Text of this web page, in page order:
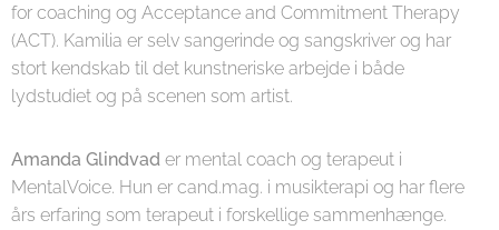
for coaching og Acceptance and Commitment Therapy
(ACT). Kamilia er selv sangerinde og sangskriver og har
stort kendskab til det kunstneriske arbejde i både
lydstudiet og på scenen som artist.
Amanda Glindvad er mental coach og terapeut i
MentalVoice. Hun er cand.mag. i musikterapi og har flere
års erfaring som terapeut i forskellige sammenhænge.